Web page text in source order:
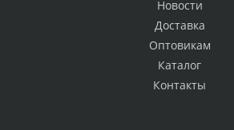
Новости
Доставка
Оптовикам
Каталог
Контакты